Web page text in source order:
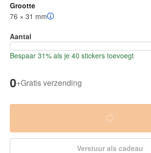
Grootte
76 × 31 mm
Aantal
Bespaar 31% als je 40 stickers toevoegt
0+Gratis verzending
Verstuur als cadeau